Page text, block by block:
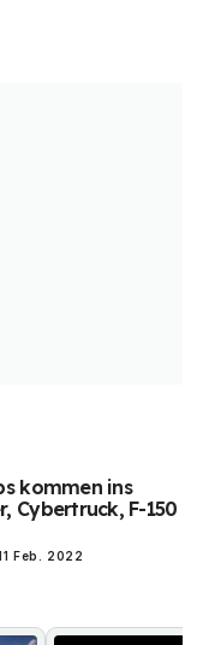
kommen ins
Cybertruck, F-150
Feb. 2022